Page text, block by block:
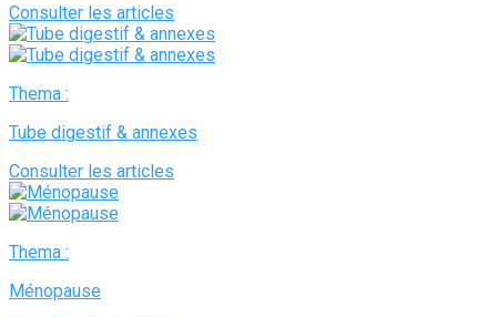
Consulter les articles
Thema :
Tube digestif & annexes
Consulter les articles
Thema :
Ménopause